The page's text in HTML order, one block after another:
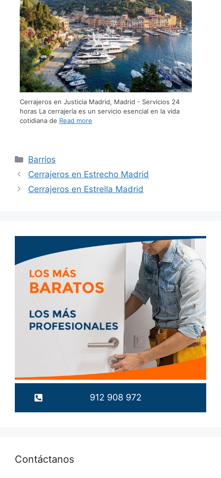
Cerrajeros en Justicia Madrid, Madrid - Servicios 24
horas La cerrajería es un servicio esencial en la vida
cotidiana de Read more
Barrios
Cerrajeros en Estrecho Madrid
Cerrajeros en Estrella Madrid
912 908 972
Contáctanos